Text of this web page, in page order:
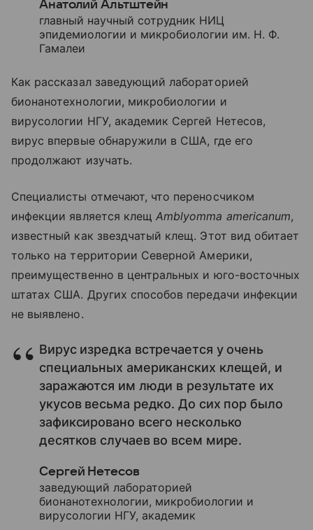
Анатолий Альтштейн
главный научный сотрудник НИЦ
эпидемиологии и микробиологии им. Н. Ф.
Гамалеи
Как рассказал заведующий лабораторией
бионанотехнологии, микробиологии и
вирусологии НГУ, академик Сергей Нетесов,
вирус впервые обнаружили в США, где его
продолжают изучать.
Специалисты отмечают, что переносчиком
инфекции является клещAmblyomma americanum,
известный как звездчатый клещ. Этот вид обитает
только на территории Северной Америки,
преимущественно в центральных и юго-восточных
штатах США. Других способов передачи инфекции
не выявлено.
Вирус изредка встречается у очень
специальных американских клещей, и
заражаются им люди в результате их
укусов весьма редко. До сих пор было
зафиксировано всего несколько
десятков случаев во всем мире.
Сергей Нетесов
заведующий лабораторией
бионанотехнологии, микробиологии и
вирусологии НГУ, академик